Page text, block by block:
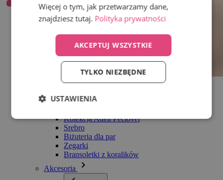
Wszystko w kategorii Biżuteria
Bransoletki
Kolekcja Adéli Pečlovej
Srebro
Biżuteria dla par
Zegarki
Bransoletki z koralików
Akcesoria
Więcej o tym, jak przetwarzamy dane,
znajdziesz tutaj. Polityka prywatności
AKCEPTUJ WSZYSTKIE
TYLKO NIEZBĘDNE
USTAWIENIA